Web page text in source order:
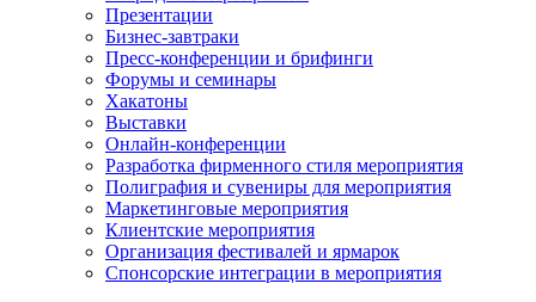
Презентации
Бизнес-завтраки
Пресс-конференции и брифинги
Форумы и семинары
Хакатоны
Выставки
Онлайн-конференции
Разработка фирменного стиля мероприятия
Полиграфия и сувениры для мероприятия
Маркетинговые мероприятия
Клиентские мероприятия
Организация фестивалей и ярмарок
Спонсорские интеграции в мероприятия